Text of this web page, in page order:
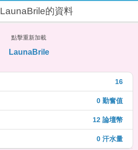
LaunaBrile的資料
點擊重新加載
LaunaBrile
16
0 勤奮值
12 論壇幣
0 汗水量